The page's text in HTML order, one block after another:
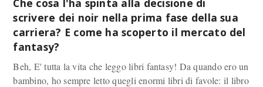
Che cosa l'ha spinta alla decisione di
scrivere dei noir nella prima fase della sua
carriera? E come ha scoperto il mercato del
fantasy?
Beh, E' tutta la vita che leggo libri fantasy! Da quando ero un
bambino, ho sempre letto quegli enormi libri di favole: il libro